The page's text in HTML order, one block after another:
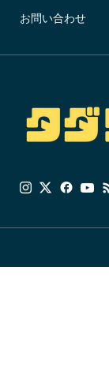
お問い合わせ